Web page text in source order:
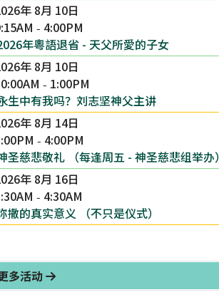
年 8月 10日
- 4:00PM
年粵語退省 - 天父所愛的子女
年 8月 10日
- 1:00PM
生中有我吗？刘志坚神父主讲
年 8月 14日
- 4:00PM
圣慈悲敬礼 （每逢周五 - 神圣慈悲组举办）
年 8月 16日
- 4:30AM
撒的真实意义 （不只是仪式）
多活动